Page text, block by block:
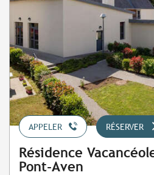
APPELER RÉSERVER
Résidence
Pont-Aven